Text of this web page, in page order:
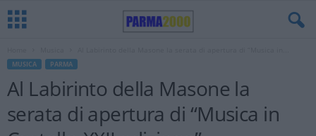
MUSICA PARMA
Al Labirinto della Masone la
serata di apertura di “Musica in